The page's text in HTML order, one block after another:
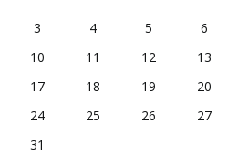
3
4 5 6
10
11 12 13
17
18 19 20
24
25 26 27
31